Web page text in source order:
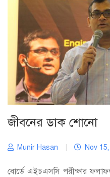
জীবনের ডাক শোনো
Munir Hasan Nov
বোর্ডে এইচএসসি পরীক্ষার